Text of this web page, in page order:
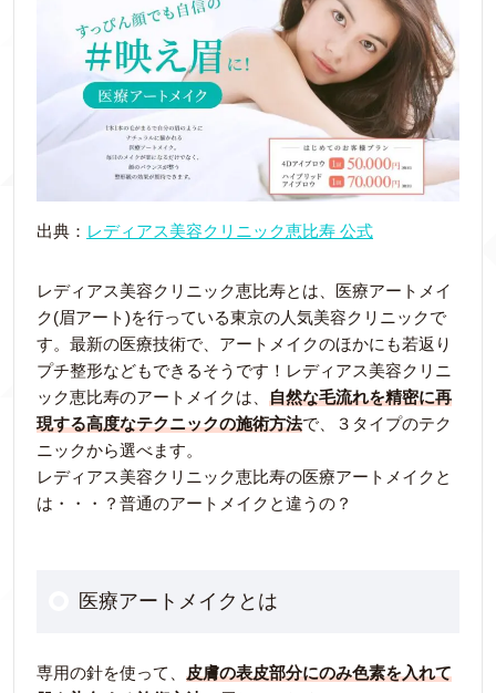
出典： レディアス美容クリニック恵比寿 公式
レディアス美容クリニック恵比寿とは、医療アートメイ
ク(眉アート)を行っている東京の人気美容クリニックで
す。最新の医療技術で、アートメイクのほかにも若返り
プチ整形などもできるそうです！レディアス美容クリニ
ック恵比寿のアートメイクは、 自然な毛流れを精密に再
現する高度なテクニックの施術方法で、３タイプのテク
ニックから選べます。
レディアス美容クリニック恵比寿の医療アートメイクと
は・・・？普通のアートメイクと違うの？
医療アートメイクとは
専用の針を使って、 皮膚の表皮部分にのみ色素を入れて